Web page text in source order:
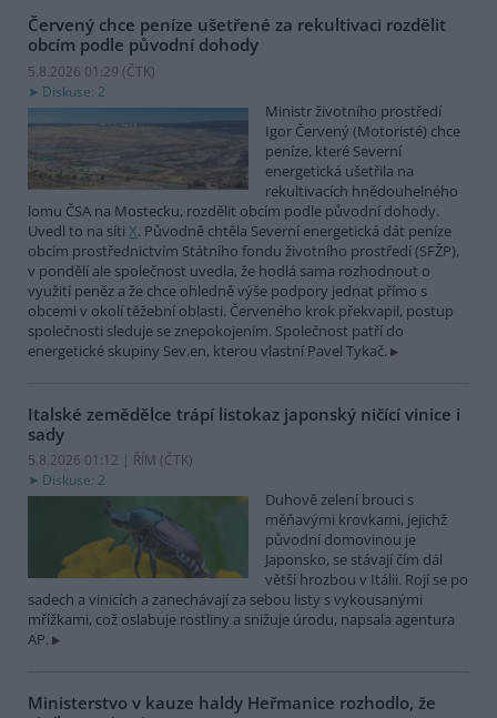
Červený chce peníze ušetřené za rekultivaci rozdělit
obcím podle původní dohody
5.8.2026 01:29 (ČTK)
Diskuse: 2
Ministr životního prostředí
Igor Červený (Motoristé) chce
peníze, které Severní
energetická ušetřila na
rekultivacích hnědouhelného
lomu ČSA na Mostecku, rozdělit obcím podle původní dohody.
Uvedl to na síti X. Původně chtěla Severní energetická dát peníze
obcím prostřednictvím Státního fondu životního prostředí (SFŽP),
v pondělí ale společnost uvedla, že hodlá sama rozhodnout o
využití peněz a že chce ohledně výše podpory jednat přímo s
obcemi v okolí těžební oblasti. Červeného krok překvapil, postup
společnosti sleduje se znepokojením. Společnost patří do
energetické skupiny Sev.en, kterou vlastní Pavel Tykač.
Italské zemědělce trápí listokaz japonský ničící vinice i
sady
5.8.2026 01:12 | ŘÍM (ČTK)
Diskuse: 2
Duhově zelení brouci s
měňavými krovkami, jejichž
původní domovinou je
Japonsko, se stávají čím dál
větší hrozbou v Itálii. Rojí se po
sadech a vinicích a zanechávají za sebou listy s vykousanými
mřížkami, což oslabuje rostliny a snižuje úrodu, napsala agentura
AP.
Ministerstvo v kauze haldy Heřmanice rozhodlo, že